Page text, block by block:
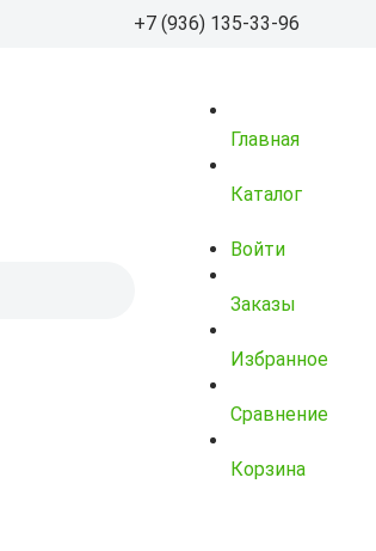
+7 (936) 135-33-96
info@kitayskiy-
Пн-Вс: 9.00 – 20.00
4 (Пункт выдачи)
Главная
Каталог
Войти
Заказы
Избранное
Сравнение
Корзина